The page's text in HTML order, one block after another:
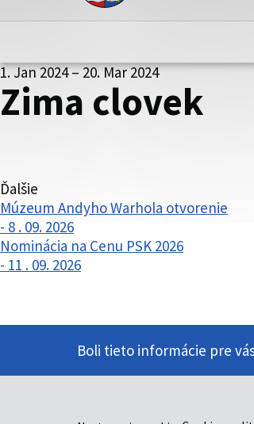
Toto je oficiálna webová
1. Jan 2024 – 20. Mar 2024
Zima clovek
Ďalšie
Múzeum Andyho Warhola otvorenie
- 8 . 09. 2026
Nominácia na Cenu PSK 2026
- 11 . 09. 2026
Boli tieto informácie pre